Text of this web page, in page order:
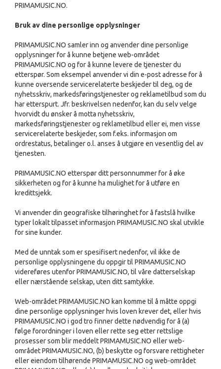
PRIMAMUSIC.NO.
Bruk av dine personlige opplysninger
PRIMAMUSIC.NO samler inn og anvender dine personlige
opplysninger for å kunne betjene web-området
PRIMAMUSIC.NO og for å kunne levere de tjenester du
etterspør. Som eksempel anvender vi din e-post adresse for å
kunne oversende servicerelaterte beskjeder til deg, og de
nyhetsskriv, markedsføringstjenester og reklametilbud som du
har etterspurt. Jfr. beskrivelsen nedenfor, kan du selv velge
hvorvidt du ønsker å motta nyhetsskriv,
markedsføringstjenester og reklametilbud eller ei, men visse
servicerelaterte beskjeder, som f.eks. informasjon om
ordrestatus, betalinger o.l. anses å utgjøre en vesentlig del av
tjenesten.
PRIMAMUSIC.NO etterspør ditt personnummer for å øke
sikkerheten og for å kunne ha mulighet for å utføre en
kredittsjekk.
Vi anvender din geografiske tilhøringhet for å fastslå hvilke
typer lokalt tilpasset informasjon PRIMAMUSIC.NO skal utvikle
for sine kunder.
Med de unntak som er spesifisert nedenfor, vil ikke de
personlige opplysningene du oppgir til PRIMAMUSIC.NO
videreføres utenfor PRIMAMUSIC.NO, til våre datterselskap
eller nærstående selskap, uten ditt samtykke.
Web-området PRIMAMUSIC.NO kan komme til å måtte oppgi
dine personlige opplysninger hvis loven krever det, eller hvis
PRIMAMUSIC.NO i god tro finner dette nødvendig for å (a)
følge forordninger i loven eller rette seg etter rettslige
prosesser som blir meddelt PRIMAMUSIC.NO eller web-
området PRIMAMUSIC.NO, (b) beskytte og forsvare rettigheter
eller eiendom tilhørende PRIMAMUSIC.NO og web-området